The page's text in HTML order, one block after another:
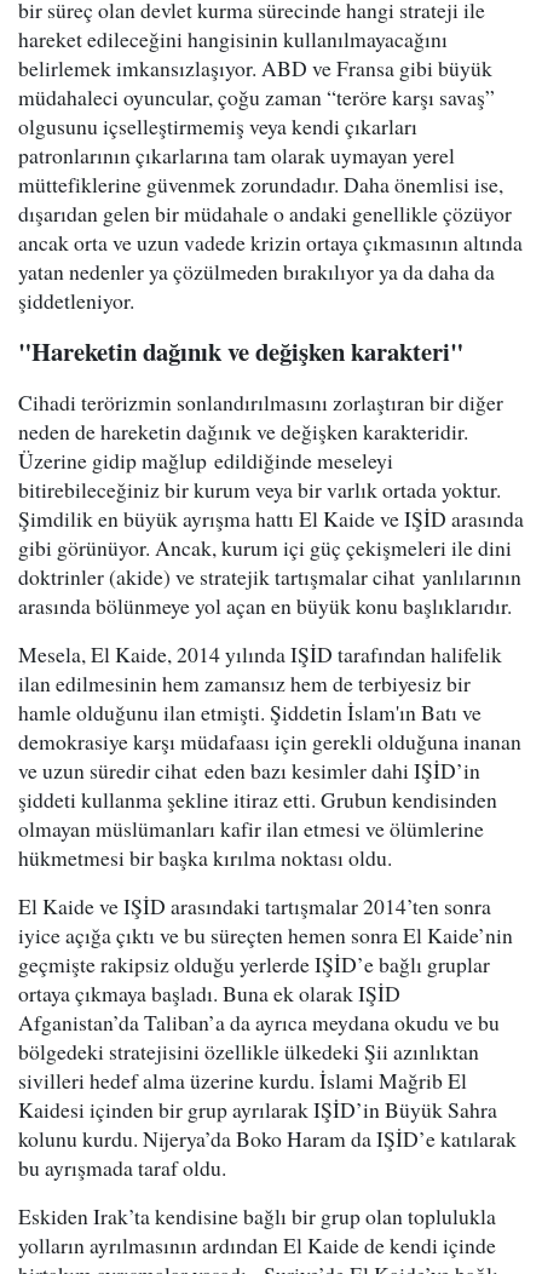
bir süreç olan devlet kurma sürecinde hangi strateji ile
hareket edileceğini hangisinin kullanılmayacağını
belirlemek imkansızlaşıyor. ABD ve Fransa gibi büyük
müdahaleci oyuncular, çoğu zaman “teröre karşı savaş”
olgusunu içselleştirmemiş veya kendi çıkarları
patronlarının çıkarlarına tam olarak uymayan yerel
müttefiklerine güvenmek zorundadır. Daha önemlisi ise,
dışarıdan gelen bir müdahale o andaki genellikle çözüyor
ancak orta ve uzun vadede krizin ortaya çıkmasının altında
yatan nedenler ya çözülmeden bırakılıyor ya da daha da
şiddetleniyor.
"Hareketin dağınık ve değişken karakteri"
Cihadi terörizmin sonlandırılmasını zorlaştıran bir diğer
neden de hareketin dağınık ve değişken karakteridir.
Üzerine gidip mağlup edildiğinde meseleyi
bitirebileceğiniz bir kurum veya bir varlık ortada yoktur.
Şimdilik en büyük ayrışma hattı El Kaide ve IŞİD arasında
gibi görünüyor. Ancak, kurum içi güç çekişmeleri ile dini
doktrinler (akide) ve stratejik tartışmalar cihat yanlılarının
arasında bölünmeye yol açan en büyük konu başlıklarıdır.
Mesela, El Kaide, 2014 yılında IŞİD tarafından halifelik
ilan edilmesinin hem zamansız hem de terbiyesiz bir
hamle olduğunu ilan etmişti. Şiddetin İslam'ın Batı ve
demokrasiye karşı müdafaası için gerekli olduğuna inanan
ve uzun süredir cihat eden bazı kesimler dahi IŞİD’in
şiddeti kullanma şekline itiraz etti. Grubun kendisinden
olmayan müslümanları kafir ilan etmesi ve ölümlerine
hükmetmesi bir başka kırılma noktası oldu.
El Kaide ve IŞİD arasındaki tartışmalar 2014’ten sonra
iyice açığa çıktı ve bu süreçten hemen sonra El Kaide’nin
geçmişte rakipsiz olduğu yerlerde IŞİD’e bağlı gruplar
ortaya çıkmaya başladı. Buna ek olarak IŞİD
Afganistan’da Taliban’a da ayrıca meydana okudu ve bu
bölgedeki stratejisini özellikle ülkedeki Şii azınlıktan
sivilleri hedef alma üzerine kurdu. İslami Mağrib El
Kaidesi içinden bir grup ayrılarak IŞİD’in Büyük Sahra
kolunu kurdu. Nijerya’da Boko Haram da IŞİD’e katılarak
bu ayrışmada taraf oldu.
Eskiden Irak’ta kendisine bağlı bir grup olan toplulukla
yolların ayrılmasının ardından El Kaide de kendi içinde